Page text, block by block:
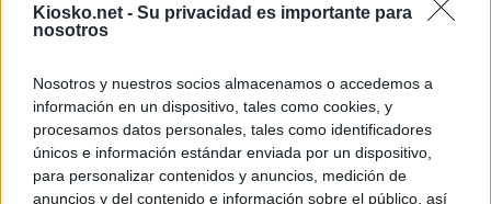
Kiosko.net - Su privacidad es importante para
nosotros
Nosotros y nuestros socios almacenamos o accedemos a
información en un dispositivo, tales como cookies, y
procesamos datos personales, tales como identificadores
únicos e información estándar enviada por un dispositivo,
para personalizar contenidos y anuncios, medición de
anuncios y del contenido e información sobre el público, así